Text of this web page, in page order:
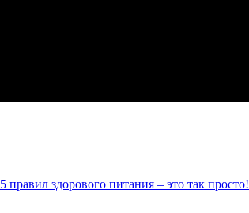
5 правил здорового питания – это так просто!